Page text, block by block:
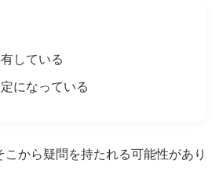
している
になっている
こから疑問を持たれる可能性があり